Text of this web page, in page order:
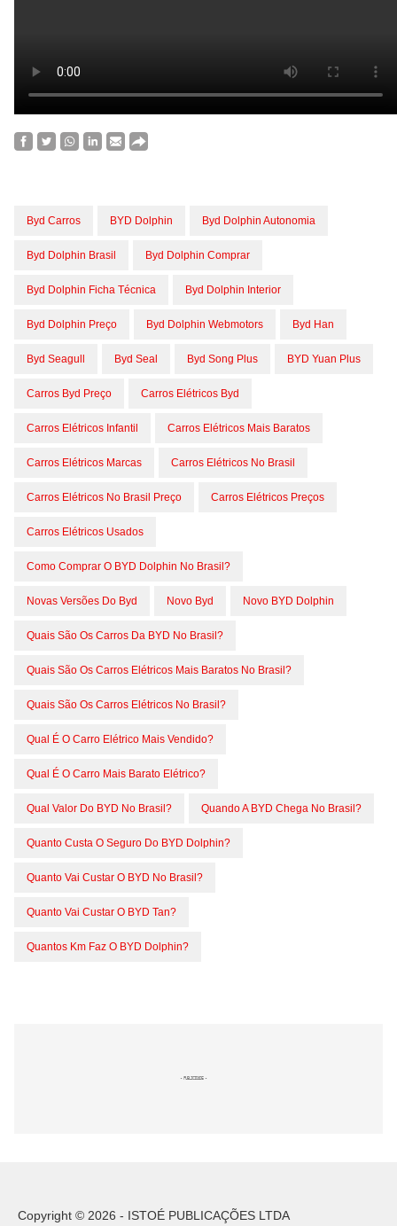
Byd Carros BYD Dolphin Byd Dolphin Autonomia
Byd Dolphin Brasil Byd Dolphin Comprar
Byd Dolphin Ficha Técnica Byd Dolphin Interior
Byd Dolphin Preço Byd Dolphin Webmotors Byd Han
Byd Seagull Byd Seal Byd Song Plus BYD Yuan Plus
Carros Byd Preço Carros Elétricos Byd
Carros Elétricos Infantil Carros Elétricos Mais Baratos
Carros Elétricos Marcas Carros Elétricos No Brasil
Carros Elétricos No Brasil Preço Carros Elétricos Preços
Carros Elétricos Usados
Como Comprar O BYD Dolphin No Brasil?
Novas Versões Do Byd Novo Byd Novo BYD Dolphin
Quais São Os Carros Da BYD No Brasil?
Quais São Os Carros Elétricos Mais Baratos No Brasil?
Quais São Os Carros Elétricos No Brasil?
Qual É O Carro Elétrico Mais Vendido?
Qual É O Carro Mais Barato Elétrico?
Qual Valor Do BYD No Brasil? Quando A BYD Chega No Brasil?
Quanto Custa O Seguro Do BYD Dolphin?
Quanto Vai Custar O BYD No Brasil?
Quanto Vai Custar O BYD Tan?
Quantos Km Faz O BYD Dolphin?
Copyright © 2026 - ISTOÉ PUBLICAÇÕES LTDA